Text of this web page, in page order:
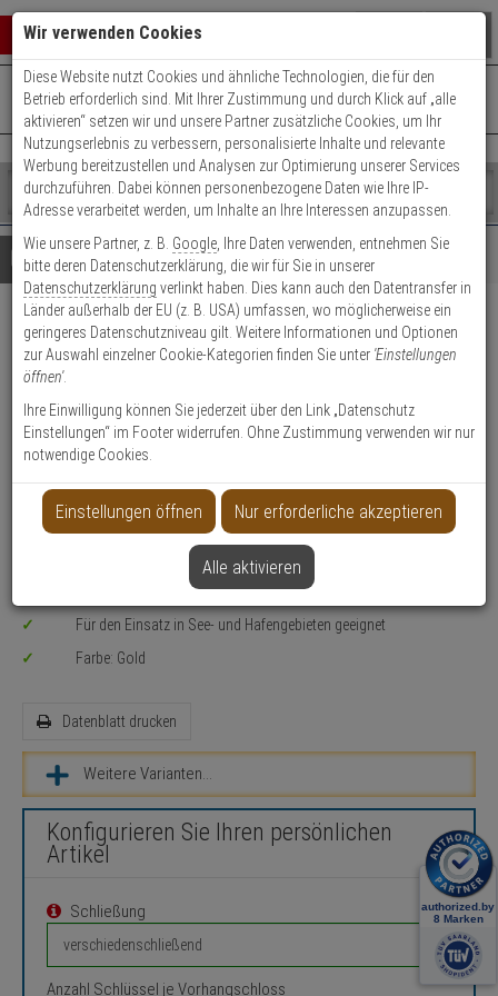
Warenkorb schließen
0 ARTIKEL IM WARENKORB
Ihr Warenkorb ist momentan leer.
Ergebnisse ()
Fertig
Shop
durchsuchen
Bitte
geben
Sie
mindestens
Zeichen
ein,
um
Suche
Es
wurde
noch
Kategorien
Suche
gestartet
+49 (0)821 899 493-0Mo. - Do.: 8:00 - 16:30 | Fr.: 8:00 - 14:00 Uhr
Kontaktservice nutzen
Details Beratung
ABUS Messing 85IB/60
Vorhangschloss
Vorhangschloss - Modell: Messing 85, Messing 85IB/60
Einsatzbereich: Taschen, Koffern, Schatullen, Kassetten, Türen,
Toren, Schränken, Spinden, Werkzeugkisten, Kellerfenstern,
Schuppen, Schaltanlagen, Schranken
Absicherung von größeren Werten / Gegenständen oder bei
hohem Diebstahlrisiko
Für den Einsatz in See- und Hafengebieten geeignet
Farbe: Gold
Datenblatt drucken
Weitere Varianten...
Konfigurieren Sie Ihren persönlichen
Artikel
Schließung
Anzahl Schlüssel je Vorhangschloss
Wir verwenden Cookies
Diese Website nutzt Cookies und ähnliche Technologien, die für den
Betrieb erforderlich sind. Mit Ihrer Zustimmung und durch Klick auf „alle
aktivieren“ setzen wir und unsere Partner zusätzliche Cookies, um Ihr
Nutzungserlebnis zu verbessern, personalisierte Inhalte und relevante
Werbung bereitzustellen und Analysen zur Optimierung unserer Services
durchzuführen. Dabei können personenbezogene Daten wie Ihre IP-
Adresse verarbeitet werden, um Inhalte an Ihre Interessen anzupassen.
Wie unsere Partner, z. B. Google , Ihre Daten verwenden, entnehmen Sie
bitte deren Datenschutzerklärung, die wir für Sie in unserer
Datenschutzerklärung verlinkt haben. Dies kann auch den Datentransfer in
Länder außerhalb der EU (z. B. USA) umfassen, wo möglicherweise ein
geringeres Datenschutzniveau gilt. Weitere Informationen und Optionen
zur Auswahl einzelner Cookie-Kategorien finden Sie unter 'Einstellungen
öffnen'.
Ihre Einwilligung können Sie jederzeit über den Link „Datenschutz
Einstellungen“ im Footer widerrufen. Ohne Zustimmung verwenden wir nur
notwendige Cookies.
Einstellungen öffnen Nur erforderliche akzeptieren
Alle aktivieren